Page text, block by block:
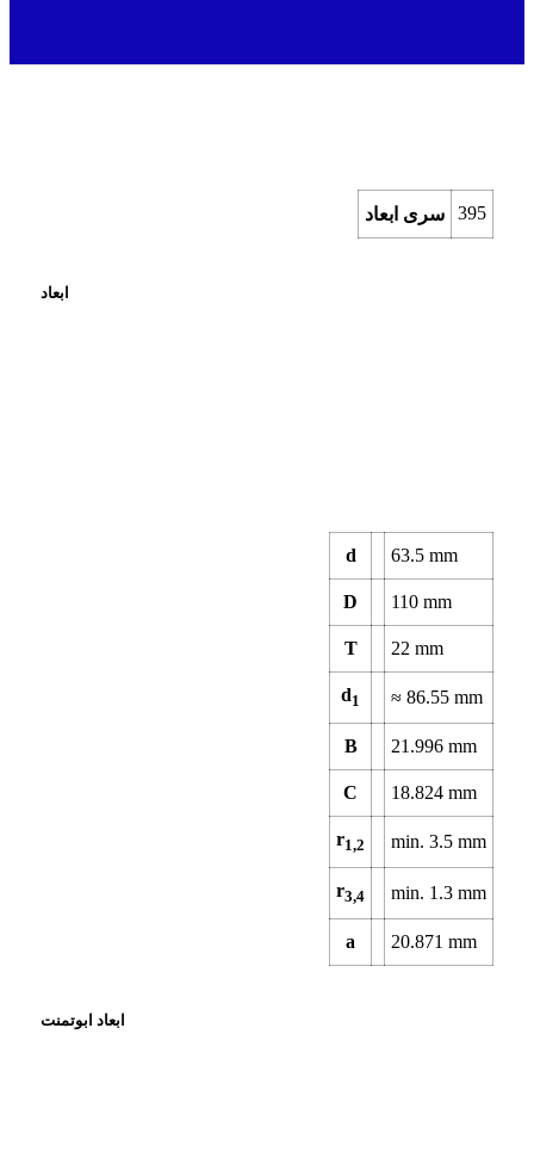
سری ابعاد 395
ابعاد
d 63.5mm
D 110mm
T 22mm
d1 ≈ 86.55mm
B 21.996mm
C 18.824mm
r1,2 min. 3.5mm
r3,4 min. 1.3mm
a 20.871mm
ابعاد ابوتمنت